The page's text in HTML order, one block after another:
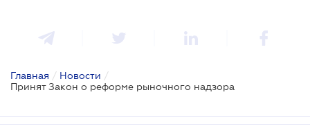
Главная / Новости /
Принят Закон о реформе рыночного надзора